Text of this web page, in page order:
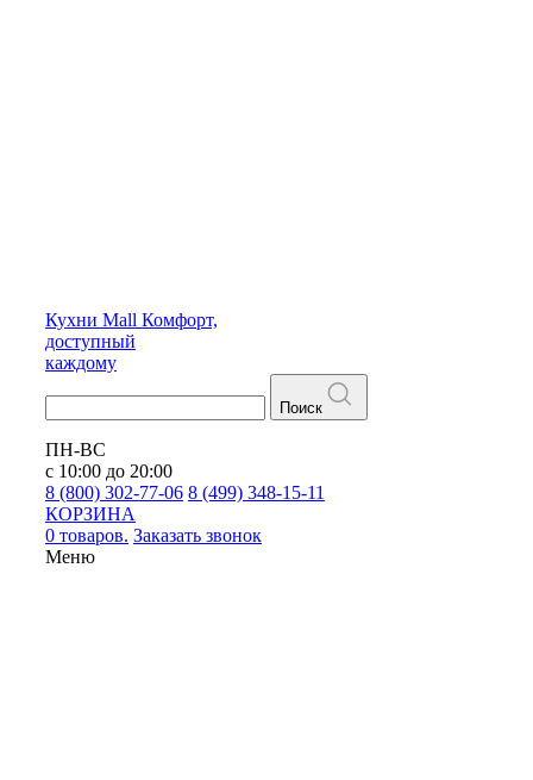
Кухни Mall Комфорт,
доступный
каждому
Поиск
ПН-ВС
с 10:00 до 20:00
8 (800) 302-77-06 8 (499) 348-15-11
КОРЗИНА
0 товаров. Заказать звонок
Меню